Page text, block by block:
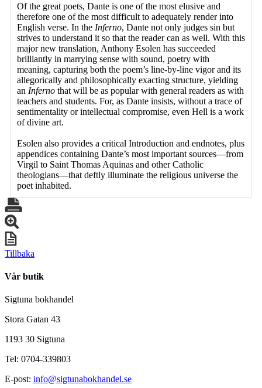
Of the great poets, Dante is one of the most elusive and
therefore one of the most difficult to adequately render into
English verse. In the Inferno, Dante not only judges sin but
strives to understand it so that the reader can as well. With this
major new translation, Anthony Esolen has succeeded
brilliantly in marrying sense with sound, poetry with
meaning, capturing both the poem’s line-by-line vigor and its
allegorically and philosophically exacting structure, yielding
an Inferno that will be as popular with general readers as with
teachers and students. For, as Dante insists, without a trace of
sentimentality or intellectual compromise, even Hell is a work
of divine art.
Esolen also provides a critical Introduction and endnotes, plus
appendices containing Dante’s most important sources—from
Virgil to Saint Thomas Aquinas and other Catholic
theologians—that deftly illuminate the religious universe the
poet inhabited.
Tillbaka
Vår butik
Sigtuna bokhandel
Stora Gatan 43
1193 30 Sigtuna
Tel: 0704-339803
E-post: info@sigtunabokhandel.se